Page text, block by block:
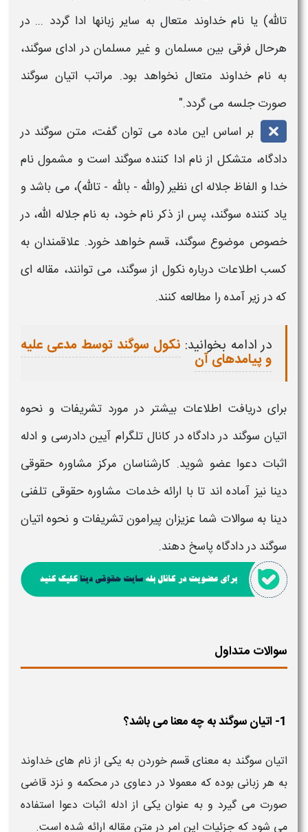
تالله) یا نام خداوند متعال به سایر زبانها ادا گردد ... در
هرحال فرقی بین مسلمان و غیر مسلمان در ادای سوگند،
به نام خداوند متعال نخواهد بود. مراتب اتیان سوگند
صورت جلسه می‌ گردد."
بر اساس این ماده می توان گفت، متن سوگند در
دادگاه، متشکل از نام ادا کننده سوگند است و مشمول نام
خدا و الفاظ جلاله ای نظیر (والله - بالله - تالله)، می باشد و
یاد کننده سوگند، پس از ذکر نام خود، به نام جلاله الله، در
خصوص موضوع سوگند، قسم خواهد خورد. علاقمندان به
کسب اطلاعات درباره نکول از سوگند، می توانند، مقاله ای
که در زیر آمده را مطالعه کنند.
در ادامه بخوانید: نکول سوگند توسط مدعی علیه
و پیامدهای آن
برای دریافت اطلاعات بیشتر در مورد تشریفات و نحوه
اتیان سوگند در دادگاه در کانال تلگرام آیین دادرسی و ادله
اثبات دعوا عضو شوید. کارشناسان مرکز مشاوره حقوقی
دینا نیز آماده اند تا با ارائه خدمات مشاوره حقوقی تلفنی
دینا به سوالات شما عزیزان پیرامونتشریفات و نحوه اتیان
سوگند در دادگاهپاسخ دهند.
سوالات متداول
1- اتیان سوگند به چه معنا می باشد؟
اتیان سوگند به معنای قسم خوردن به یکی از نام های خداوند
به هر زبانی بوده که معمولا در دعاوی در محکمه و نزد قاضی
صورت می گیرد و به عنوان یکی از ادله اثبات دعوا استفاده
می شود که جزئیات این امر در متن مقاله ارائه شده است.